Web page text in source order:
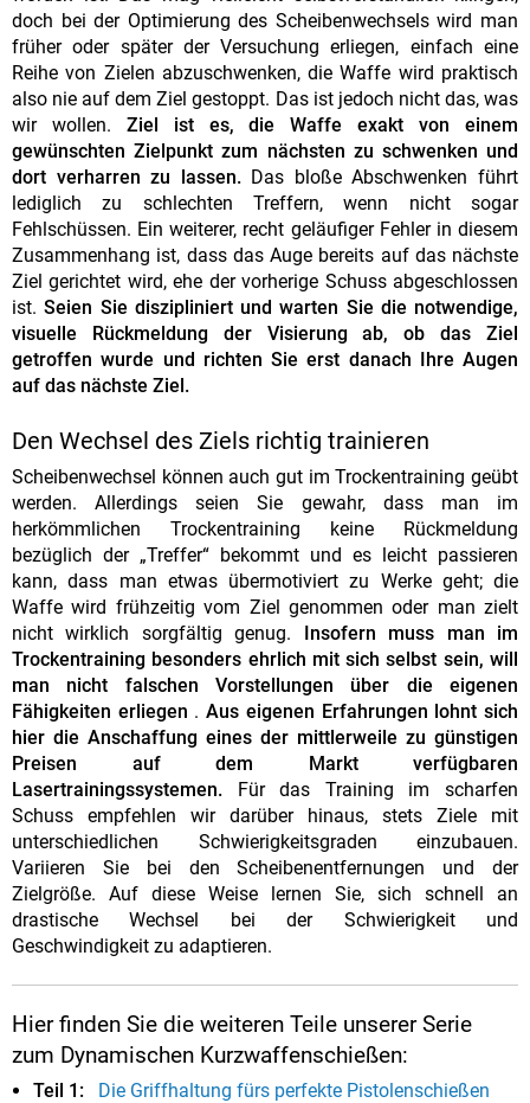
doch bei der Optimierung des Scheibenwechsels wird man
früher oder später der Versuchung erliegen, einfach eine
Reihe von Zielen abzuschwenken, die Waffe wird praktisch
also nie auf dem Ziel gestoppt. Das ist jedoch nicht das, was
wir wollen. Ziel ist es, die Waffe exakt von einem
gewünschten Zielpunkt zum nächsten zu schwenken und
dort verharren zu lassen.Das bloße Abschwenken führt
lediglich zu schlechten Treffern, wenn nicht sogar
Fehlschüssen. Ein weiterer, recht geläufiger Fehler in diesem
Zusammenhang ist, dass das Auge bereits auf das nächste
Ziel gerichtet wird, ehe der vorherige Schuss abgeschlossen
ist.Seien Sie diszipliniert und warten Sie die notwendige,
visuelle Rückmeldung der Visierung ab, ob das Ziel
getroffen wurde und richten Sie erst danach Ihre Augen
auf das nächste Ziel.
Den Wechsel des Ziels richtig trainieren
Scheibenwechsel können auch gut im Trockentraining geübt
werden. Allerdings seien Sie gewahr, dass man im
herkömmlichen Trockentraining keine Rückmeldung
bezüglich der „Treffer“ bekommt und es leicht passieren
kann, dass man etwas übermotiviert zu Werke geht; die
Waffe wird frühzeitig vom Ziel genommen oder man zielt
nicht wirklich sorgfältig genug.
Insofern muss man im
Trockentraining besonders ehrlich mit sich selbst sein, will
man nicht falschen Vorstellungen über die eigenen
Fähigkeiten erliegen .Aus eigenen Erfahrungen lohnt sich
hier die Anschaffung eines der mittlerweile zu günstigen
Preisen auf dem Markt verfügbaren
Lasertrainingssystemen. Für das Training im scharfen
Schuss empfehlen wir darüber hinaus, stets Ziele mit
unterschiedlichen Schwierigkeitsgraden einzubauen.
Variieren Sie bei den Scheibenentfernungen und der
Zielgröße. Auf diese Weise lernen Sie, sich schnell an
drastische Wechsel bei der Schwierigkeit und
Geschwindigkeit zu adaptieren.
Hier finden Sie die weiteren Teile unserer Serie
zum Dynamischen Kurzwaffenschießen:
Teil 1:
Die Griffhaltung fürs perfekte Pistolenschießen